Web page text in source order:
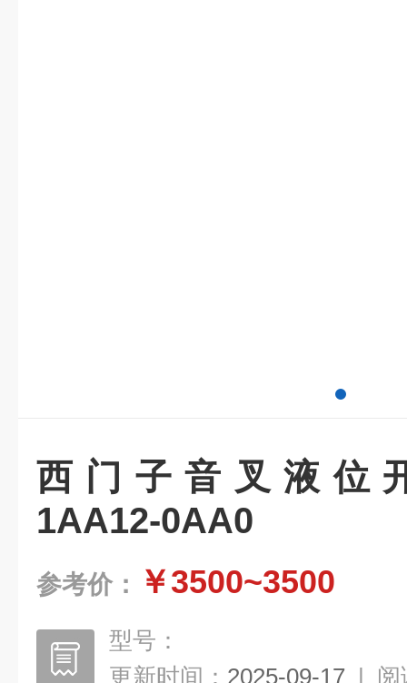
西门子音叉液位
1AA12-0AA0
参考价： ￥3500~3500
型号：
更新时间： 2025-09-17 | 阅